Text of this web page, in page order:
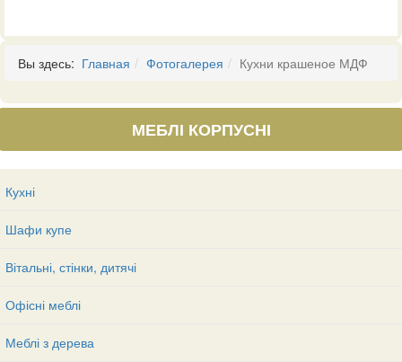
Вы здесь: Главная Фотогалерея Кухни крашеное МДФ
МЕБЛІ КОРПУСНІ
Кухні
Шафи купе
Вітальні, стінки, дитячі
Офісні меблі
Меблі з дерева